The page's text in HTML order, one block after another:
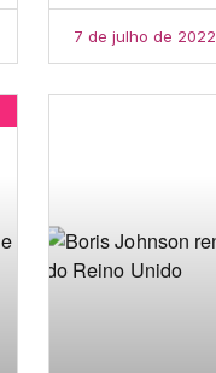
7 de julho de 2022